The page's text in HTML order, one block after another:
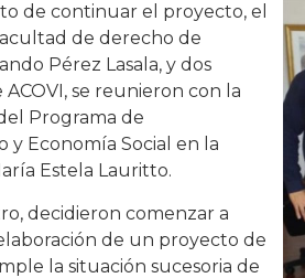
de continuar el proyecto, el
de derecho de
Pérez Lasala, y dos
se reunieron con la
Programa de
y Economía Social en la
Estela Lauritto.
decidieron comenzar a
de un proyecto de
la situación sucesoria de